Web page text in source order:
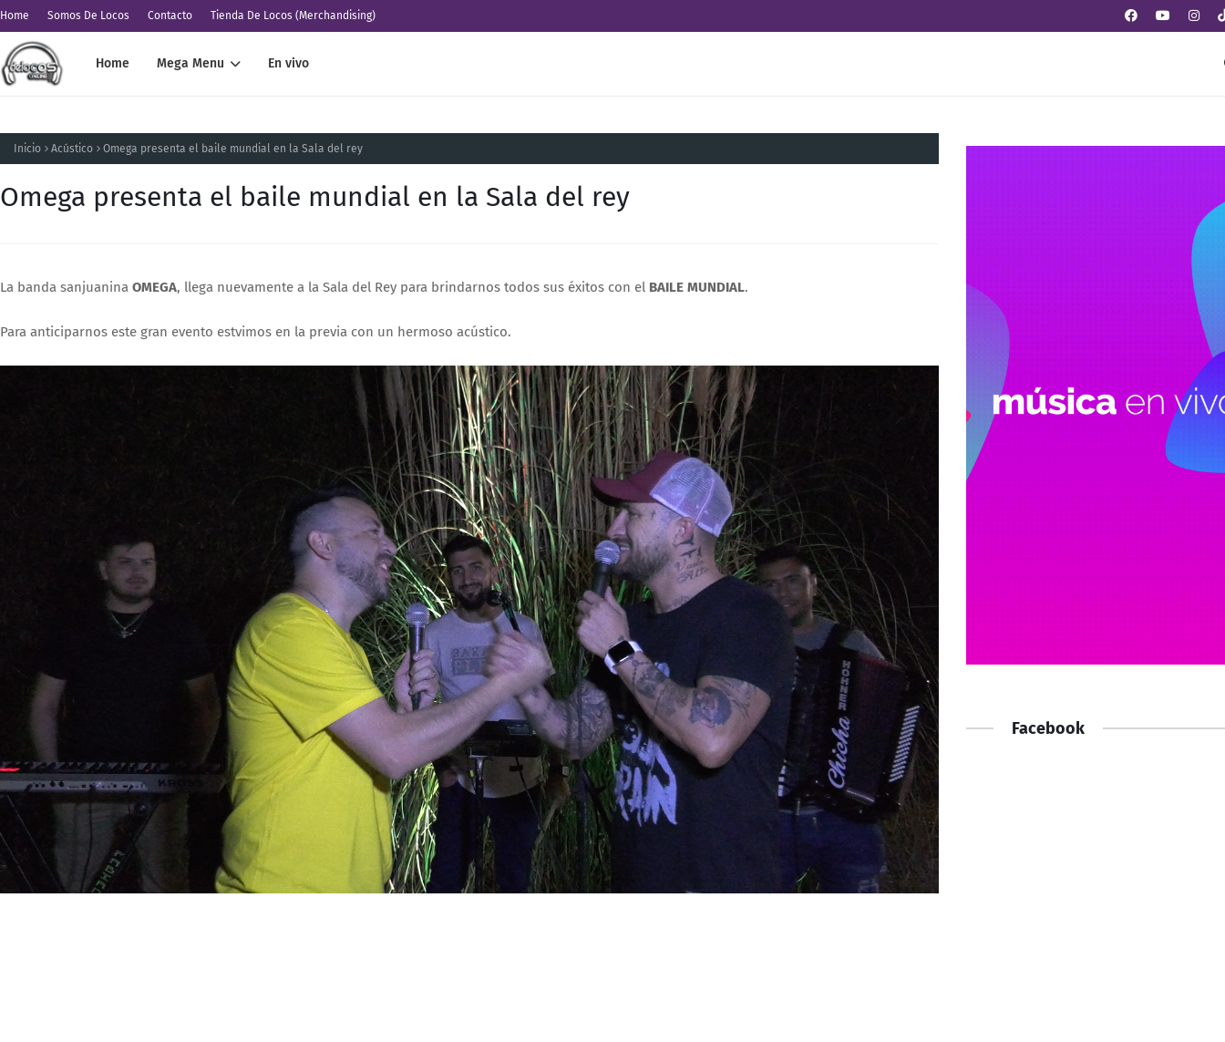
Home Somos De Locos Contacto Tienda De Locos (Merchandising)
Home Mega Menu En vivo
Inicio Acústico Omega presenta el baile mundial en la Sala del rey
Omega presenta el baile mundial en la Sala del rey
La banda sanjuanina OMEGA, llega nuevamente a la Sala del Rey para brindarnos todos sus éxitos con el BAILE MUNDIAL.
Para anticiparnos este gran evento estvimos en la previa con un hermoso acústico.
Facebook